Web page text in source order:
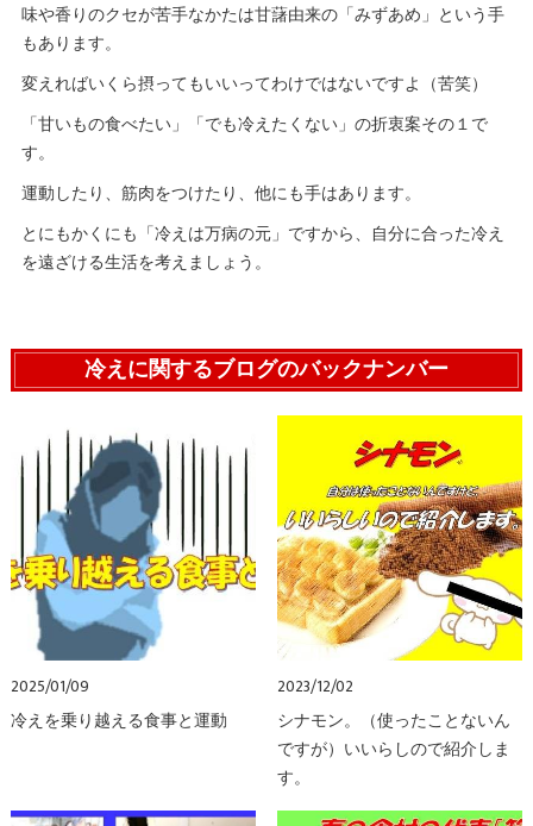
味や香りのクセが苦手なかたは甘藷由来の「みずあめ」という手
もあります。
変えればいくら摂ってもいいってわけではないですよ（苦笑）
「甘いもの食べたい」「でも冷えたくない」の折衷案その１で
す。
運動したり、筋肉をつけたり、他にも手はあります。
とにもかくにも「冷えは万病の元」ですから、自分に合った冷え
を遠ざける生活を考えましょう。
冷えに関するブログのバックナンバー
2025/01/09
冷えを乗り越える食事と運動
2023/12/02
シナモン。（使ったことないん
ですが）いいらしので紹介しま
す。